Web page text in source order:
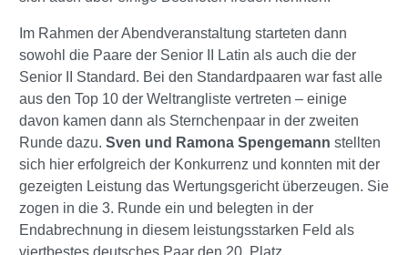
Im Rahmen der Abendveranstaltung starteten dann
sowohl die Paare der Senior II Latin als auch die der
Senior II Standard. Bei den Standardpaaren war fast alle
aus den Top 10 der Weltrangliste vertreten – einige
davon kamen dann als Sternchenpaar in der zweiten
Runde dazu. Sven und Ramona Spengemann stellten
sich hier erfolgreich der Konkurrenz und konnten mit der
gezeigten Leistung das Wertungsgericht überzeugen. Sie
zogen in die 3. Runde ein und belegten in der
Endabrechnung in diesem leistungsstarken Feld als